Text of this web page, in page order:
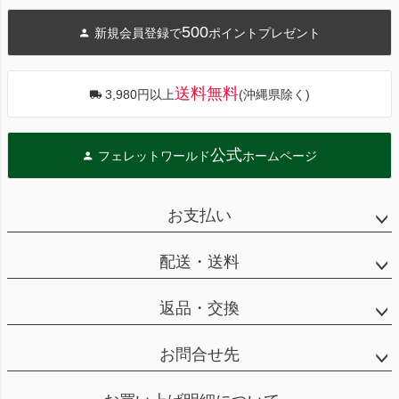
へ
新規会員登録で500ポイントプレゼント
3,980円以上送料無料(沖縄県除く)
フェレットワールド公式ホームページ
お支払い
配送・送料
返品・交換
お問合せ先